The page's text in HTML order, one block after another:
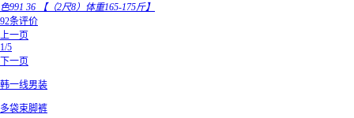
色991 36 【（2尺8）体重165-175斤】
92条评价
上一页
1/5
下一页
韩一线男装
多袋束脚裤